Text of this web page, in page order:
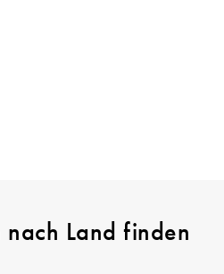
nach Land finden